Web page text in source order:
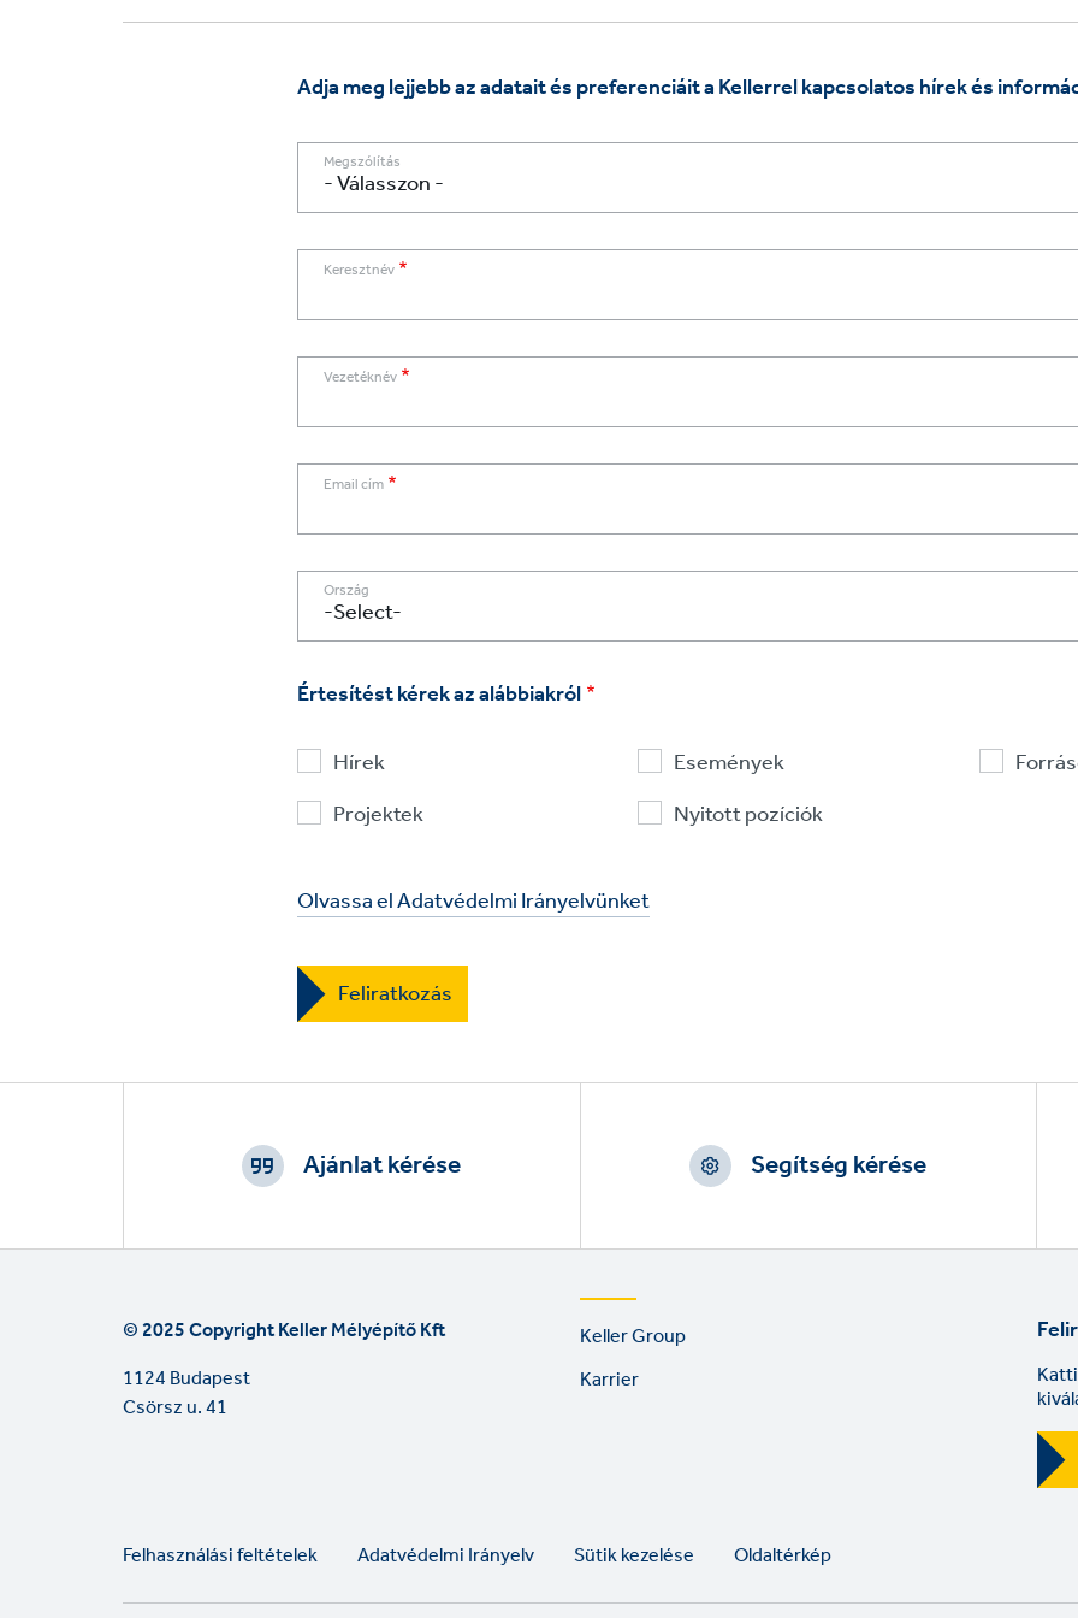
Adja meg lejjebb az adatait és preferenciáit a Kellerrel kapcsolatos hírek és
Megszólítás
Keresztnév
Vezetéknév
Email cím
Ország
Értesítést kérek az alábbiakról
Hírek
Események
Projektek
Nyitott pozíciók
Olvassa el Adatvédelmi Irányelvünket
Footer
Ajánlat kérése Segítség kérése
© 2025 Copyright Keller Mélyépítő Kft
1124 Budapest
Csörsz u. 41
Footer
links
Keller Group
Karrier
Legal
Felhasználási feltételek Adatvédelmi Irányelv Sütik kezelése Oldaltérkép